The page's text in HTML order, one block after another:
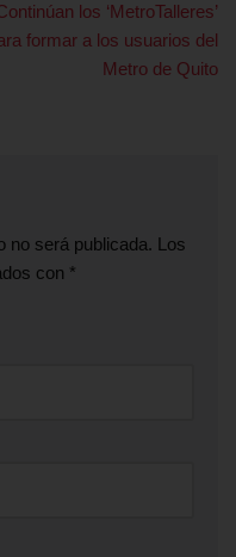
los ‘MetroTalleres’
formar a los usuarios del
Metro de Quito
no será publicada. Los
con *